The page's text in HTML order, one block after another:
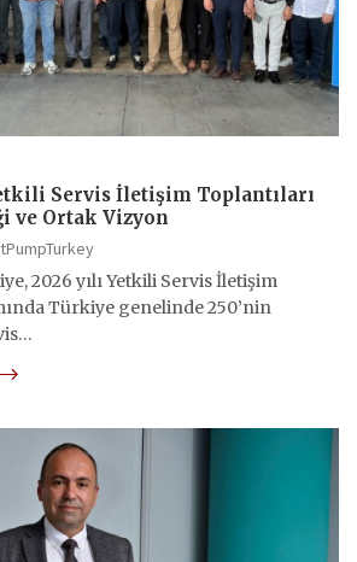
Servis İletişim Toplantıları
ve Ortak Vizyon
2026 yılı Yetkili Servis İletişim
Türkiye genelinde 250’nin